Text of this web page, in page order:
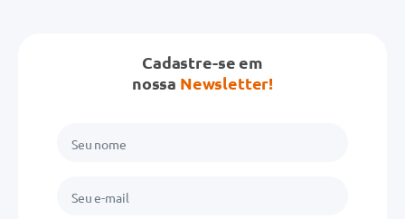
Cadastre-se em
nossa Newsletter!